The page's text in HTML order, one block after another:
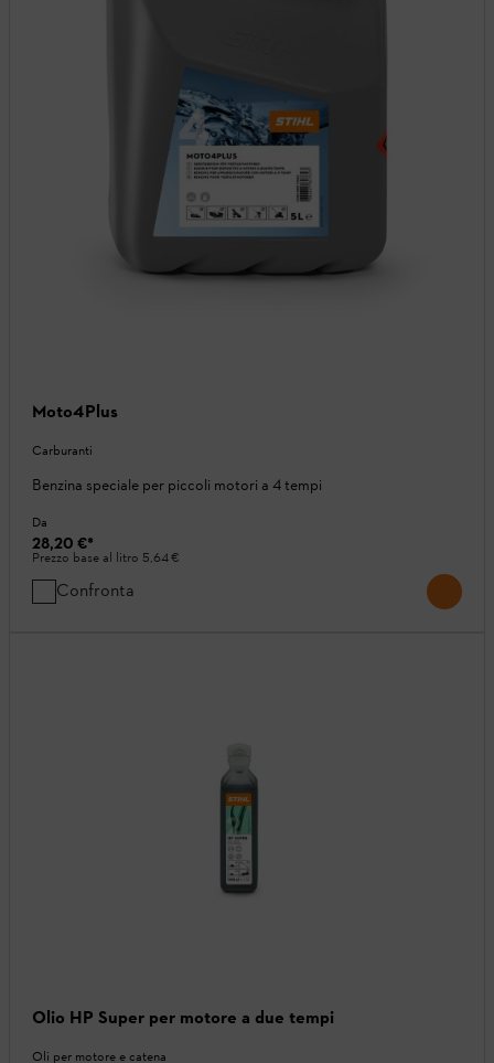
Moto4Plus
Carburanti
Benzina speciale per piccoli motori a 4 tempi
Da
28,20 €*
Prezzo base al litro 5,64 €
Confronta
Olio HP Super per motore a due tempi
Oli per motore e catena